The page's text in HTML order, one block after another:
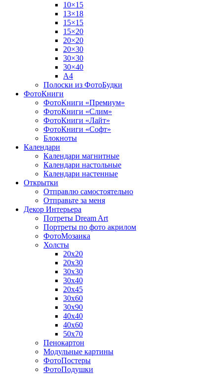
10×15
13×18
15×15
15×20
20×20
20×30
30×30
30×40
A4
Полоски из ФотоБудки
ФотоКниги
ФотоКниги «Премиум»
ФотоКниги «Слим»
ФотоКниги «Лайт»
ФотоКниги «Софт»
Блокноты
Календари
Календари магнитные
Календари настольные
Календари настенные
Открытки
Отправлю самостоятельно
Отправьте за меня
Декор Интерьера
Потреты Dream Art
Портреты по фото акрилом
ФотоМозаика
Холсты
20х20
20х30
30х30
30х40
20х45
30х60
30х90
40х40
40х60
50х70
Пенокартон
Модульные картины
ФотоПостеры
ФотоПодушки